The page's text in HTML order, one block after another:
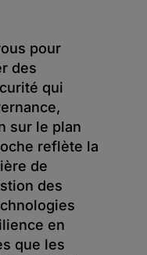
pour
des
qui
sur le plan
reflète la
de
des
en
que les